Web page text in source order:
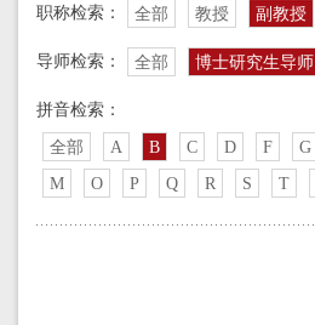
职称检索：
全部 教授 副教授
导师检索： 全部 博士研究生导师
拼音检索：
全部 A B C D F G
M
O P Q R S T